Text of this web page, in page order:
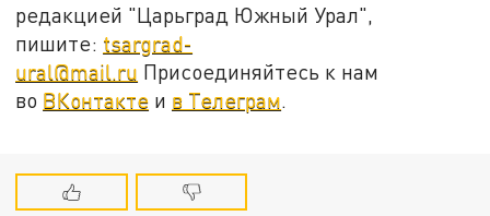
редакцией "Царьград Южный Урал",
пишите: tsargrad-
ural@mail.ru Присоединяйтесь к нам
во ВКонтакте и в Телеграм.